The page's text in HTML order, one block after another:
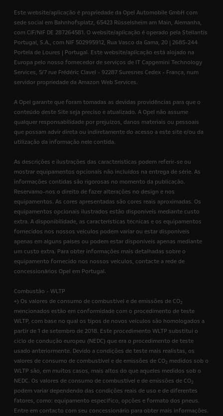
Este website/aplicação é propriedade da Opel Automobile GmbH com
sede social em Bahnhofsplatz, 65423 Rüsselsheim am Main, Alemanha,
com CIF/NIF DE 287264581. O website/aplicação é operado pela Stellantis
Portugal, S.A., com NIF 502995912, Rua Vasco da Gama, 20 | 2685-244
Portela de Loures | Portugal. Este website/aplicação está alojado na
Europa pelo nosso fornecedor de serviços de IT Capgemini Technology
Services, 5/7 rue Frédéric Clavel - 92287 Suresnes Cedex - França, num
servidor propriedade da Amazon Web Services.
A Opel garante que foram tomadas as devidas providências para que o
conteúdo deste Site seja preciso e atualizado. A Opel não assume
qualquer responsabilidade por prejuízos, danos materiais ou pessoais
que possam advir direta ou indiretamente do acesso a este site e/ou da
utilização da informação nele contida.
As descrições e ilustrações das características podem referir-se ou
mostrar equipamentos opcionais não incluídos na entrega de série. As
informações contidas são rigorosas no momento da publicação.
Reservamo-nos o direito de fazer alterações no design e nos
equipamentos. As cores apresentadas são cores reais aproximadas. Os
equipamentos opcionais ilustrados estão disponíveis mediante custo
extra. A disponibilidade, as características técnicas e os equipamentos
fornecidos nos nossos veículos podem variar ou estar disponíveis
apenas em alguns países ou podem estar disponíveis apenas mediante
um custo extra. Para obter informações mais detalhadas sobre o
equipamento fornecido nos nossos veículos, contacte a rede de
concessionários Opel em Portugal.
Combustão - WLTP
+) Os valores de consumo de combustível e de emissões de CO2
mencionados estão em conformidade com o procedimento de teste
WLTP, com base no qual os tipos de novos veículos são homologados a
partir de 1 de setembro de 2018. Este procedimento WLTP substitui o
ciclo de condução europeu (NEDC) que era o procedimento de teste
usado anteriormente. Devido a condições de teste mais realistas, os
valores de consumo de combustível e de emissões de CO2 medidos sob o
WLTP são, em muitos casos, mais altos do que aqueles medidos sob o
NEDC. Os valores de consumo de combustível e de emissões de CO2
podem variar dependendo das condições reais de uso e de diferentes
fatores, como: equipamento específico, opções e formato dos pneus.
Entre em contacto com seu concessionário para obter mais informações.